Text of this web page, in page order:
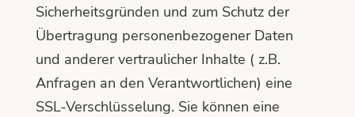
Sicherheitsgründen und zum Schutz der
Übertragung personenbezogener Daten
und anderer vertraulicher Inhalte ( z.B.
Anfragen an den Verantwortlichen) eine
SSL-Verschlüsselung. Sie können eine